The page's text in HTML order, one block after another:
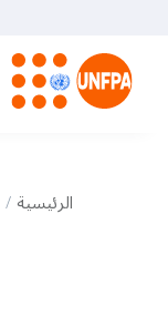
المحتوى
الرئيسي
الرئيسية